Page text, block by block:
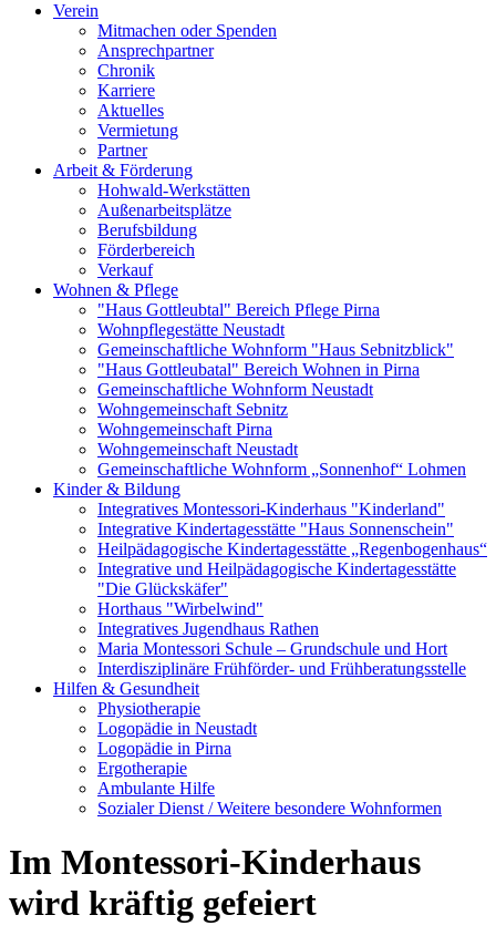
Verein
Mitmachen oder Spenden
Ansprechpartner
Chronik
Karriere
Aktuelles
Vermietung
Partner
Arbeit & Förderung
Hohwald-Werkstätten
Außenarbeitsplätze
Berufsbildung
Förderbereich
Verkauf
Wohnen & Pflege
"Haus Gottleubtal" Bereich Pflege Pirna
Wohnpflegestätte Neustadt
Gemeinschaftliche Wohnform "Haus Sebnitzblick"
"Haus Gottleubatal" Bereich Wohnen in Pirna
Gemeinschaftliche Wohnform Neustadt
Wohngemeinschaft Sebnitz
Wohngemeinschaft Pirna
Wohngemeinschaft Neustadt
Gemeinschaftliche Wohnform „Sonnenhof“ Lohmen
Kinder & Bildung
Integratives Montessori-Kinderhaus "Kinderland"
Integrative Kindertagesstätte "Haus Sonnenschein"
Heilpädagogische Kindertagesstätte „Regenbogenhaus“
Integrative und Heilpädagogische Kindertagesstätte
"Die Glückskäfer"
Horthaus "Wirbelwind"
Integratives Jugendhaus Rathen
Maria Montessori Schule – Grundschule und Hort
Interdisziplinäre Frühförder- und Frühberatungsstelle
Hilfen & Gesundheit
Physiotherapie
Logopädie in Neustadt
Logopädie in Pirna
Ergotherapie
Ambulante Hilfe
Sozialer Dienst / Weitere besondere Wohnformen
Im Montessori-Kinderhaus
wird kräftig gefeiert